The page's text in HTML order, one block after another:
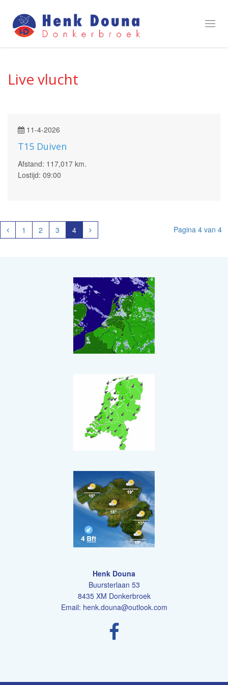
Live vlucht
11-4-2026
T15 Duiven
Afstand: 117,017 km.
Lostijd: 09:00
Vorige1 2 3 4 Volgende Pagina 4 van 4
Henk Douna
Buursterlaan 53
8435 XM Donkerbroek
Email: henk.douna@outlook.com